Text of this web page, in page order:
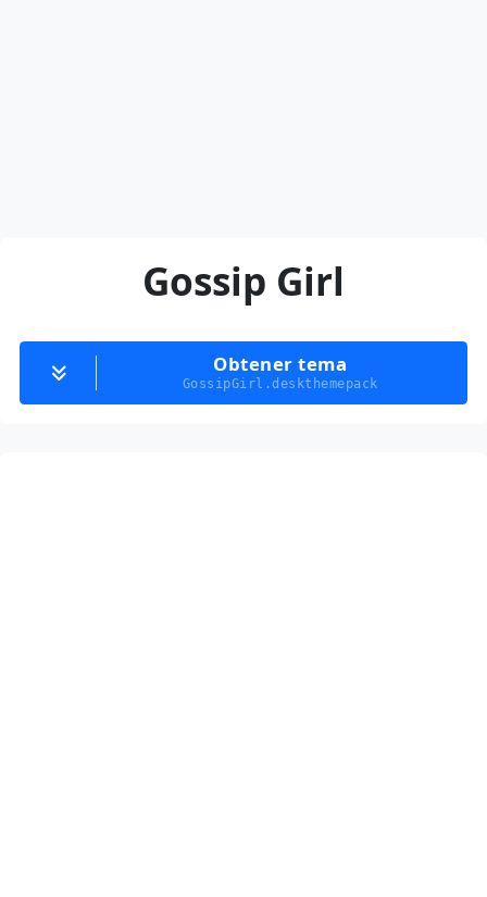
Gossip Girl
Obtener tema
GossipGirl.deskthemepack